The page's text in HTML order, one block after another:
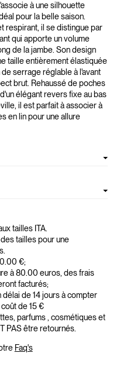
à une silhouette
pour la belle saison.
respirant, il se distingue par
qui apporte un volume
de la jambe. Son design
taille entièrement élastiquée
serrage réglable à l'avant
brut. Rehaussé de poches
élégant revers fixe au bas
il est parfait à associer à
en lin pour une allure
tailles ITA.
tailles pour une
€;
à 80.00 euros, des frais
facturés;
de 14 jours à compter
de 15 €
parfums , cosmétiques et
PAS être retournés.
Faq's